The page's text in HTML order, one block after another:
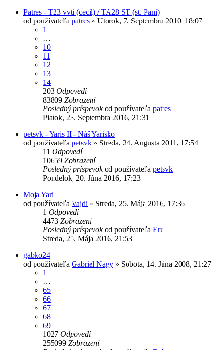
Patres - T23 vvti (cecil) / TA28 ST (st. Pani)
od používateľa patres » Utorok, 7. Septembra 2010, 18:07
1
…
10
11
12
13
14
203 Odpovedí
83809 Zobrazení
Posledný príspevokod používateľa patres
Piatok, 23. Septembra 2016, 21:31
petsvk - Yaris II - Náš Yarisko
od používateľa petsvk » Streda, 24. Augusta 2011, 17:54
11 Odpovedí
10659 Zobrazení
Posledný príspevokod používateľa petsvk
Pondelok, 20. Júna 2016, 17:23
Moja Yari
od používateľa Vajdi » Streda, 25. Mája 2016, 17:36
1 Odpovedí
4473 Zobrazení
Posledný príspevokod používateľa Eru
Streda, 25. Mája 2016, 21:53
gabko24
od používateľa Gabriel Nagy » Sobota, 14. Júna 2008, 21:27
1
…
65
66
67
68
69
1027 Odpovedí
255099 Zobrazení